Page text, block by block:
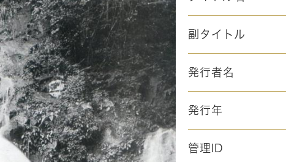
副タイトル
発行者名
発行年
管理ID